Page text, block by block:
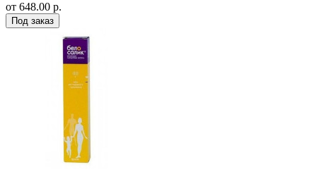
от 648.00 р.
Под заказ